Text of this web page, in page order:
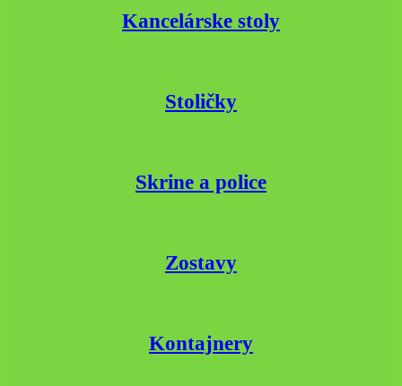
Kancelárske stoly
Stoličky
Skrine a police
Zostavy
Kontajnery